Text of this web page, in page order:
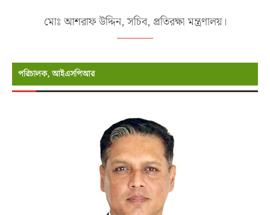
মোঃ আশরাফ উদ্দিন, সচিব, প্রতিরক্ষা মন্ত্রণালয়।
পরিচালক, আইএসপিআর